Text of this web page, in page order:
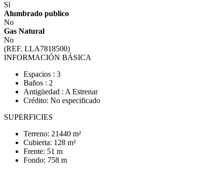
Sí
Alumbrado publico
No
Gas Natural
No
(REF. LLA7818500)
INFORMACIÓN BÁSICA
Espacios : 3
Baños : 2
Antigüedad : A Estrenar
Crédito: No especificado
SUPERFICIES
Terreno: 21440 m²
Cubierta: 128 m²
Frente: 51 m
Fondo: 758 m